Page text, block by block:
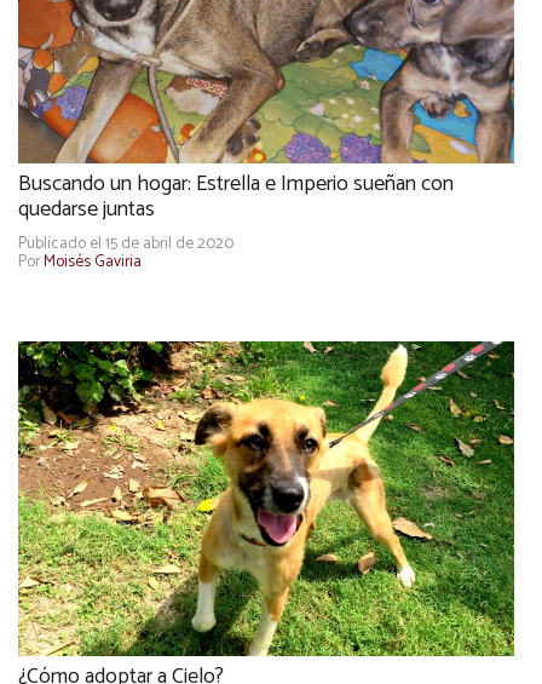
Buscando un hogar: Estrella e Imperio sueñan con
quedarse juntas
Publicado el 15 de abril de 2020
PorMoisés Gaviria
¿Cómo adoptar a Cielo?